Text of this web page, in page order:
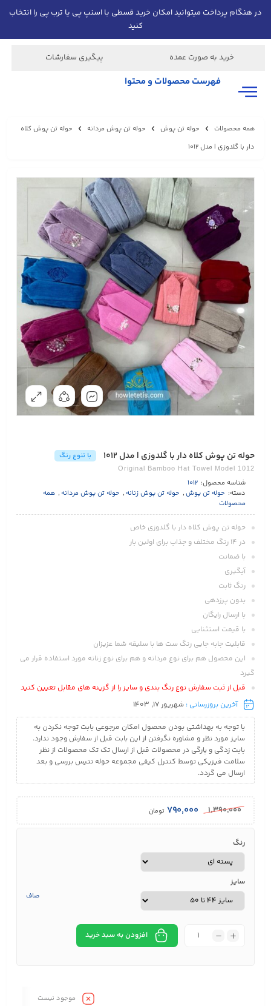
در هنگام پرداخت میتوانید امکان خرید قسطی با اسنپ پی یا ترب پی را انتخاب
کنید
خرید به صورت عمده پیگیری سفارشات
فهرست محصولات و محتوا
همه محصولات حوله تن پوش حوله تن پوش مردانه
حوله تن پوش کلاه
دار با گلدوزی | مدل 1012
حوله تن پوش کلاه دار با گلدوزی | مدل 1012 با تنوع رنگ
Original Bamboo Hat Towel Model 1012
شناسه محصول: 1012
دسته: حوله تن پوش, حوله تن پوش زنانه , حوله تن پوش مردانه , همه
محصولات
حوله تن پوش کلاه دار با گلدوزی خاص
در 14 رنگ مختلف و‌ جذاب برای اولین بار
با ضمانت
آبگیری
رنگ ثابت
بدون پرزدهی
با ارسال رایگان
با قیمت استثنایی
قابلیت جابه جایی رنگ ست ها با سلیقه شما عزیزان
این محصول هم برای نوع مردانه و هم برای نوع زنانه مورد استفاده قرار می
گیرد
قبل از ثبت سفارش نوع رنگ بندی و سایز را از گزینه های مقابل تعیین کنید
آخرین بروزرسانی : شهریور 17, 1403
با توجه به بهداشتی بودن محصول امکان مرجوعی بابت توجه نکردن به
سایز مورد نظر و مشاوره نگرفتن از این بابت قبل از سفارش وجود ندارد.
بابت زدگی و پارگی در محصولات قبل از ارسال تک تک محصولات از نظر
سلامت فیزیکی توسط کنترل کیفی مجموعه حوله تتیس بررسی و بعد
ارسال می گردد.
۱,۳۹۰,۰۰۰ ۷۹۰,۰۰۰ تومان
رنگ
سایز
صاف
افزودن به سبد خرید
موجود نیست